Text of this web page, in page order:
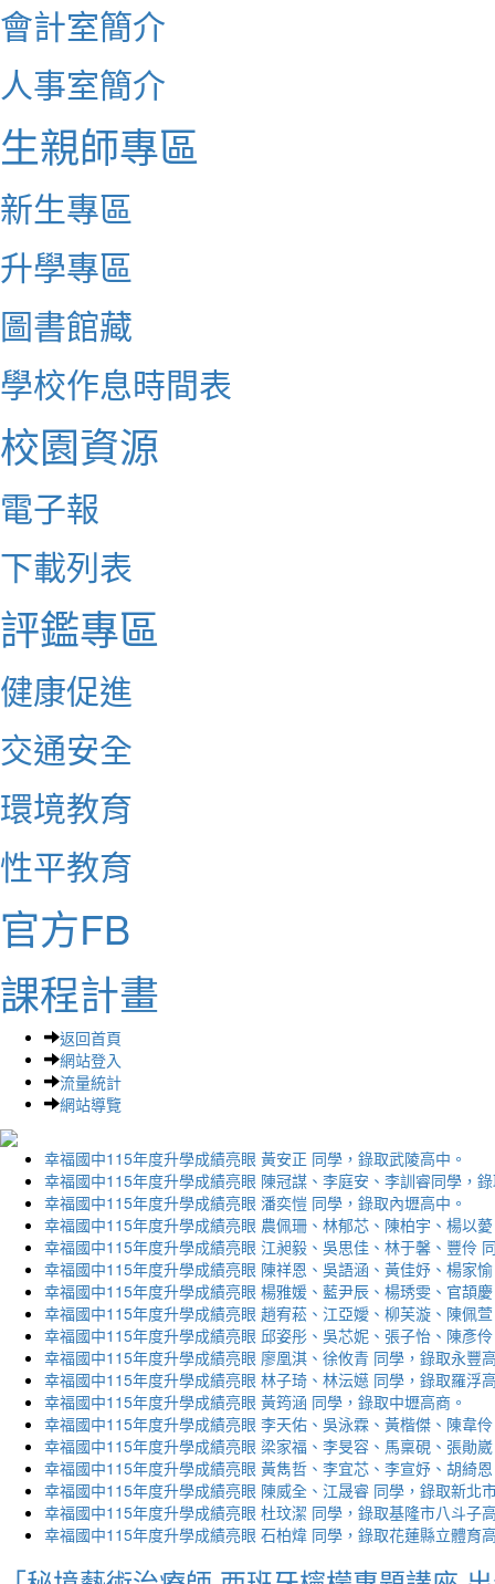
會計室簡介
人事室簡介
生親師專區
新生專區
升學專區
圖書館藏
學校作息時間表
校園資源
電子報
下載列表
評鑑專區
健康促進
交通安全
環境教育
性平教育
官方FB
課程計畫
返回首頁
網站登入
流量統計
網站導覽
幸福國中115年度升學成績亮眼 黃安正 同學，錄取武陵高中。
幸福國中115年度升學成績亮眼 陳冠謀、李庭安、李訓睿同學，
幸福國中115年度升學成績亮眼 潘奕愷 同學，錄取內壢高中。
幸福國中115年度升學成績亮眼 農佩珊、林郁芯、陳柏宇、楊以
幸福國中115年度升學成績亮眼 江昶毅、吳思佳、林于馨、豐伶
幸福國中115年度升學成績亮眼 陳祥恩、吳語涵、黃佳妤、楊家
幸福國中115年度升學成績亮眼 楊雅媛、藍尹辰、楊琇雯、官頡
幸福國中115年度升學成績亮眼 趙宥菘、江亞嬡、柳芙漩、陳佩
幸福國中115年度升學成績亮眼 邱姿彤、吳芯妮、張子怡、陳彥
幸福國中115年度升學成績亮眼 廖凰淇、徐攸青 同學，錄取永豐
幸福國中115年度升學成績亮眼 林子琦、林沄嬨 同學，錄取羅浮
幸福國中115年度升學成績亮眼 黃筠涵 同學，錄取中壢高商。
幸福國中115年度升學成績亮眼 李天佑、吳泳霖、黃楷傑、陳韋
幸福國中115年度升學成績亮眼 梁家福、李旻容、馬稟硯、張勛
幸福國中115年度升學成績亮眼 黃雋哲、李宜芯、李宣妤、胡綺
幸福國中115年度升學成績亮眼 陳威全、江晟睿 同學，錄取新北
幸福國中115年度升學成績亮眼 杜玟潔 同學，錄取基隆市八斗子
幸福國中115年度升學成績亮眼 石柏煒 同學，錄取花蓮縣立體育